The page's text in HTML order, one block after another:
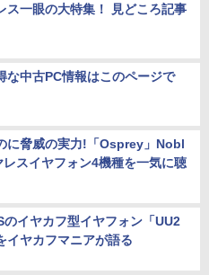
ス一眼の大特集！ 見どころ記事
な中古PC情報はこのページで
に脅威の実力!「Osprey」Nobl
スイヤフォン4機種を一気に聴
のイヤカフ型イヤフォン「UU2
イヤカフマニアが語る